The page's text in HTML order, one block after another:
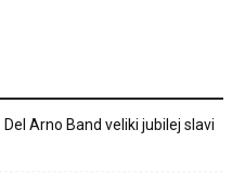
Arno Band veliki jubilej slavi